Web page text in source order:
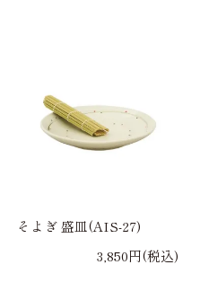
そよぎ 盛皿(AIS-27)
3,850円(税込)